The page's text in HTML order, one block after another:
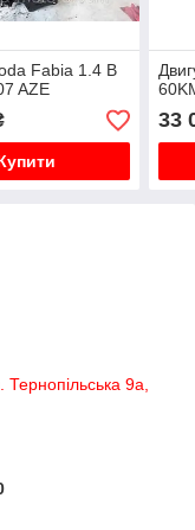
Fabia 1.4 B
AZE
33
9а,